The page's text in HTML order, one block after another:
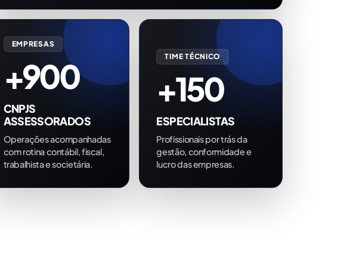
EMPRESAS
+900
CNPJS
ASSESSORADOS
Operações acompanhadas
com rotina contábil, fiscal,
trabalhista e societária.
TIME TÉCNICO
+150
ESPECIALISTAS
Profissionais por trás da
gestão, conformidade e
lucro das empresas.